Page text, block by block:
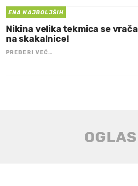
ENA NAJBOLJŠIH
Nikina velika tekmica se vrača
na skakalnice!
PREBERI VEČ…